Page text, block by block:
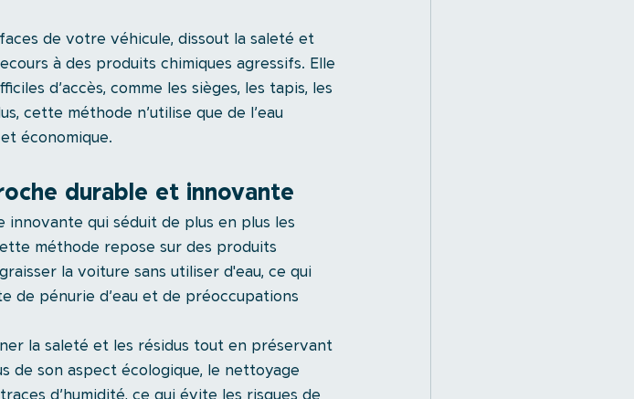
de votre véhicule, dissout la saleté et
à des produits chimiques agressifs. Elle
d’accès, comme les sièges, les tapis, les
cette méthode n’utilise que de l’eau
économique.
durable et innovante
qui séduit de plus en plus les
méthode repose sur des produits
la voiture sans utiliser d'eau, ce qui
de pénurie d’eau et de préoccupations
la saleté et les résidus tout en préservant
de son aspect écologique, le nettoyage
d’humidité, ce qui évite les risques de